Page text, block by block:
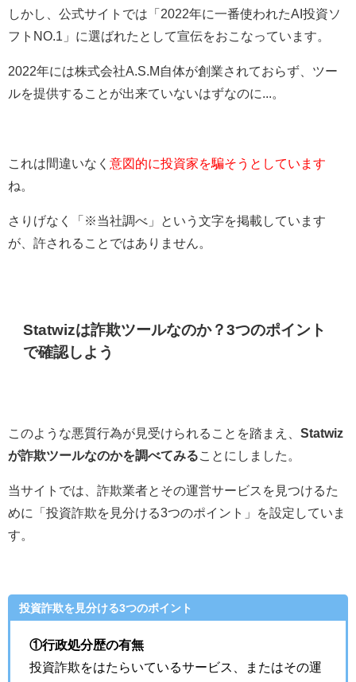
しかし、公式サイトでは「2022年に一番使われたAI投資ソ
フトNO.1」に選ばれたとして宣伝をおこなっています。
2022年には株式会社A.S.M自体が創業されておらず、ツー
ルを提供することが出来ていないはずなのに...。
これは間違いなく 意図的に投資家を騙そうとしています
ね。
さりげなく「※当社調べ」という文字を掲載しています
が、許されることではありません。
Statwizは詐欺ツールなのか？3つのポイント
で確認しよう
このような悪質行為が見受けられることを踏まえ、 Statwiz
が詐欺ツールなのかを調べてみる ことにしました。
当サイトでは、詐欺業者とその運営サービスを見つけるた
めに「投資詐欺を見分ける3つのポイント」を設定していま
す。
投資詐欺を見分ける3つのポイント
①行政処分歴の有無
投資詐欺をはたらいているサービス、またはその運